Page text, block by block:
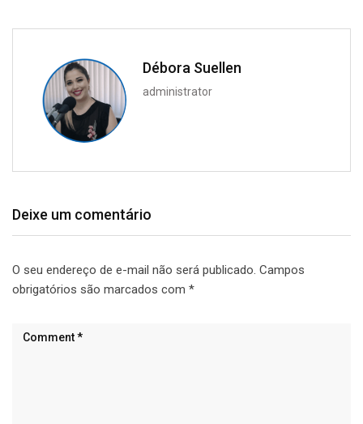
Débora Suellen
administrator
Deixe um comentário
O seu endereço de e-mail não será publicado. Campos
obrigatórios são marcados com *